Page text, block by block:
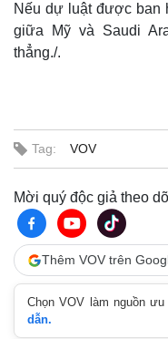
Quan sát
Cuộc sống đó đây
Hồ sơ
Nếu dự luật được ban
giữa Mỹ và Saudi
thẳng./.
Tag: VOV
Mời quý độc giả theo
Thêm VOV trên
Chọn VOV làm nguồn
dẫn.